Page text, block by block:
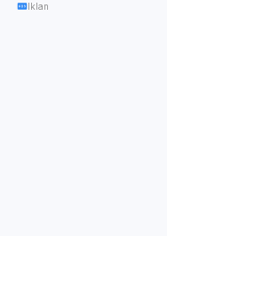
Iklan